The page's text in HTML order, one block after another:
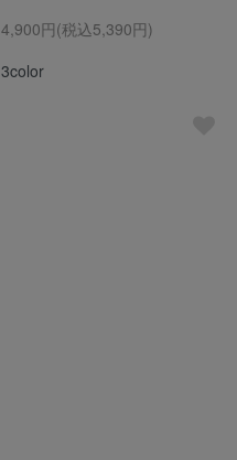
4,900円(税込5,390円)
3color